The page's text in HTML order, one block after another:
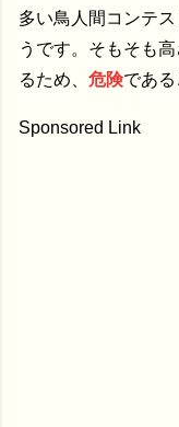
多い鳥人間コンテス
うです。そもそも
るため、 危険である
Sponsored Link